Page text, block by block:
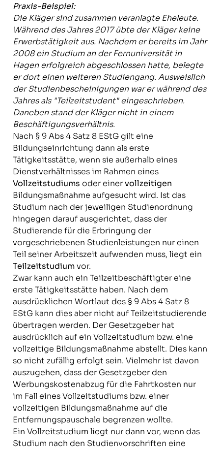
Praxis-Beispiel:
Die Kläger sind zusammen veranlagte Eheleute.
Während des Jahres 2017 übte der Kläger keine
Erwerbstätigkeit aus. Nachdem er bereits im Jahr
2008 ein Studium an der Fernuniversität in
Hagen erfolgreich abgeschlossen hatte, belegte
er dort einen weiteren Studiengang. Ausweislich
der Studienbescheinigungen war er während des
Jahres als "Teilzeitstudent" eingeschrieben.
Daneben stand der Kläger nicht in einem
Beschäftigungsverhältnis.
Nach § 9 Abs 4 Satz 8 EStG gilt eine
Bildungseinrichtung dann als erste
Tätigkeitsstätte, wenn sie außerhalb eines
Dienstverhältnisses im Rahmen eines
Vollzeitstudiums oder einervollzeitigen
Bildungsmaßnahme aufgesucht wird. Ist das
Studium nach der jeweiligen Studienordnung
hingegen darauf ausgerichtet, dass der
Studierende für die Erbringung der
vorgeschriebenen Studienleistungen nur einen
Teil seiner Arbeitszeit aufwenden muss, liegt ein
Teilzeitstudiumvor.
Zwar kann auch ein Teilzeitbeschäftigter eine
erste Tätigkeitsstätte haben. Nach dem
ausdrücklichen Wortlaut des § 9 Abs 4 Satz 8
EStG kann dies aber nicht auf Teilzeitstudierende
übertragen werden. Der Gesetzgeber hat
ausdrücklich auf ein Vollzeitstudium bzw. eine
vollzeitige Bildungsmaßnahme abstellt. Dies kann
so nicht zufällig erfolgt sein. Vielmehr ist davon
auszugehen, dass der Gesetzgeber den
Werbungskostenabzug für die Fahrtkosten nur
im Fall eines Vollzeitstudiums bzw. einer
vollzeitigen Bildungsmaßnahme auf die
Entfernungspauschale begrenzen wollte.
Ein Vollzeitstudium liegt nur dann vor, wenn das
Studium nach den Studienvorschriften eine